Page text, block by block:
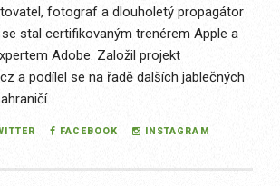
fotograf a dlouholetý propagátor
stal certifikovaným trenérem Apple a
Adobe. Založil projekt
a podílel se na řadě dalších jablečných
FACEBOOK INSTAGRAM